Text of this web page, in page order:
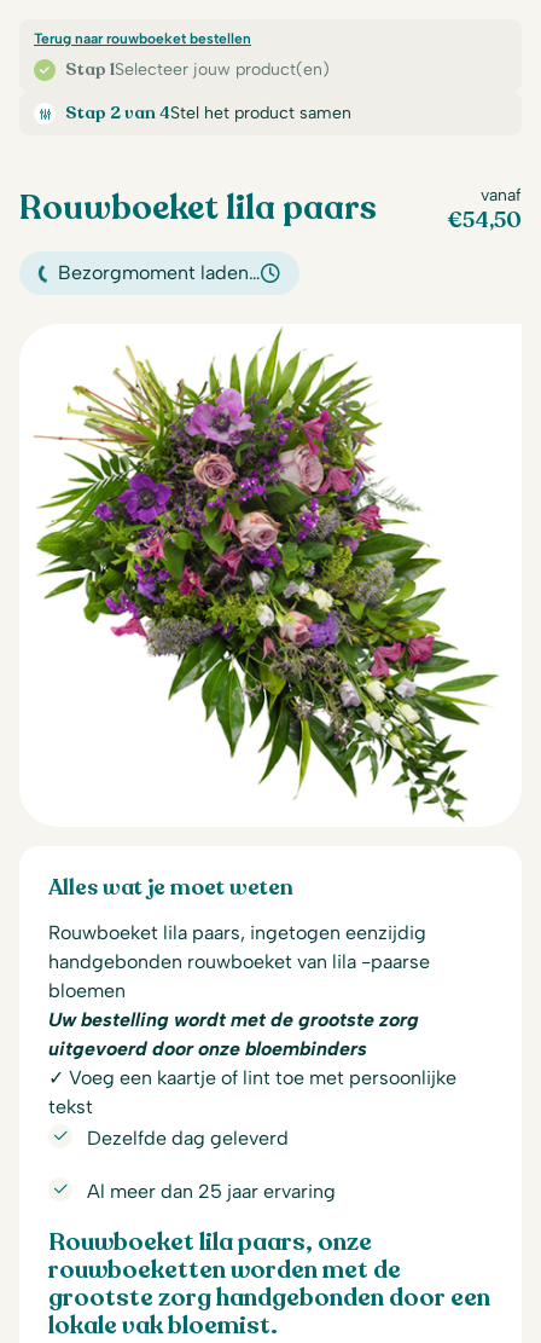
Stap 1Selecteer jouw product(en)
Terug naar rouwboeket bestellen
Stap 2 van 4Stel het product samen
Rouwboeket lila paars vanaf
€54,50
Bezorgmoment laden…
Alles wat je moet weten
Rouwboeket lila paars, ingetogen eenzijdig
handgebonden rouwboeket van lila -paarse
bloemen
Uw bestelling wordt met de grootste zorg
uitgevoerd door onze bloembinders
✓ Voeg een kaartje of lint toe met persoonlijke
tekst
Dezelfde dag geleverd
Al meer dan 25 jaar ervaring
Rouwboeket lila paars, onze
rouwboeketten worden met de
grootste zorg handgebonden door een
lokale vak bloemist.